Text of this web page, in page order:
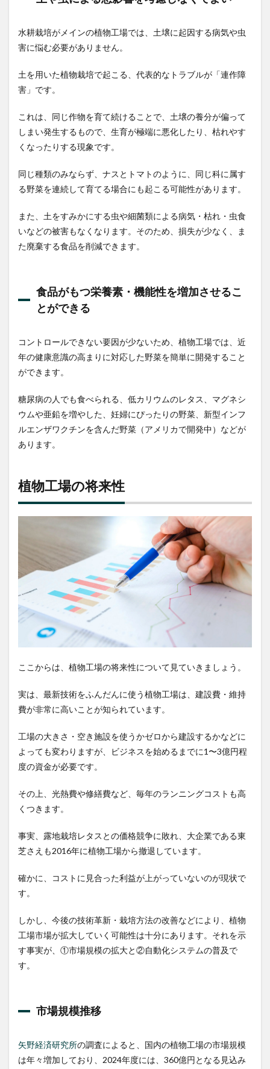
水耕栽培がメインの植物工場では、土壌に起因する病気や虫
害に悩む必要がありません。
土を用いた植物栽培で起こる、代表的なトラブルが「連作障
害」です。
これは、同じ作物を育て続けることで、土壌の養分が偏って
しまい発生するもので、生育が極端に悪化したり、枯れやす
くなったりする現象です。
同じ種類のみならず、ナスとトマトのように、同じ科に属す
る野菜を連続して育てる場合にも起こる可能性があります。
また、土をすみかにする虫や細菌類による病気・枯れ・虫食
いなどの被害もなくなります。そのため、損失が少なく、ま
た廃棄する食品を削減できます。
食品がもつ栄養素・機能性を増加させるこ
とができる
コントロールできない要因が少ないため、植物工場では、近
年の健康意識の高まりに対応した野菜を簡単に開発すること
ができます。
糖尿病の人でも食べられる、低カリウムのレタス、マグネシ
ウムや亜鉛を増やした、妊婦にぴったりの野菜、新型インフ
ルエンザワクチンを含んだ野菜（アメリカで開発中）などが
あります。
植物工場の将来性
ここからは、植物工場の将来性について見ていきましょう。
実は、最新技術をふんだんに使う植物工場は、建設費・維持
費が非常に高いことが知られています。
​​工場の大きさ・空き施設を使うかゼロから建設するかなどに
よっても変わりますが、ビジネスを始めるまでに1〜3億円程
度の資金が必要です。
その上、光熱費や修繕費など、毎年のランニングコストも高
くつきます。
事実、露地栽培レタスとの価格競争に敗れ、大企業である東
芝さえも2016年に植物工場から撤退しています。
確かに、コストに見合った利益が上がっていないのが現状で
す。
しかし、今後の技術革新・栽培方法の改善などにより、植物
工場市場が拡大していく可能性は十分にあります。それを示
す事実が、①市場規模の拡大と②自動化システムの普及で
す。
市場規模推移
矢野経済研究所の調査によると、国内の植物工場の市場規模
は年々増加しており、2024年度には、360億円となる見込み